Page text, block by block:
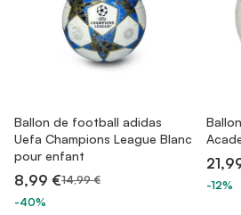
Ballon de football adidas
Uefa Champions League Blanc
pour enfant
8,99 €14,99 €
-40%
-12%